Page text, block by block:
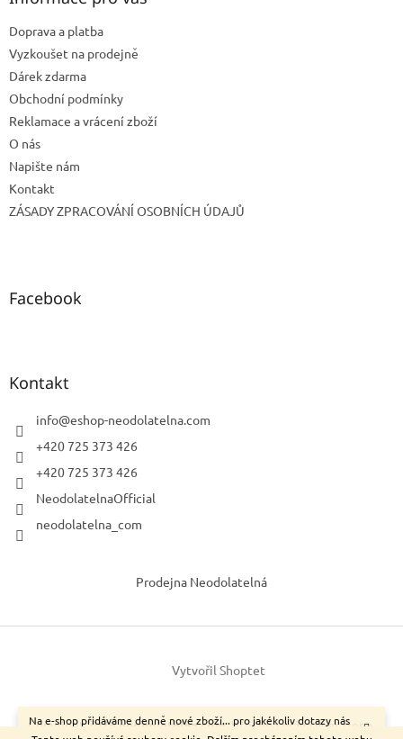
Na e-shop přidáváme denně nové zboží... pro jakékoliv dotazy nás
neváhejte kontaktovat.
Doprava a platba
Vyzkoušet na prodejně
Dárek zdarma
Obchodní podmínky
Reklamace a vrácení zboží
O nás
Napište nám
Kontakt
ZÁSADY ZPRACOVÁNÍ OSOBNÍCH ÚDAJŮ
Facebook
Kontakt
info@eshop-neodolatelna.com
+420 725 373 426
+420 725 373 426
NeodolatelnaOfficial
neodolatelna_com
Prodejna Neodolatelná
Vytvořil Shoptet
Copyright 2026neodolatelna.com. Všechna práva vyhrazena.